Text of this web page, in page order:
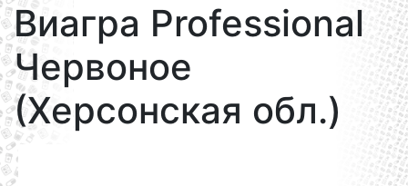
Виагра Professional
Червоное
(Херсонская обл.)